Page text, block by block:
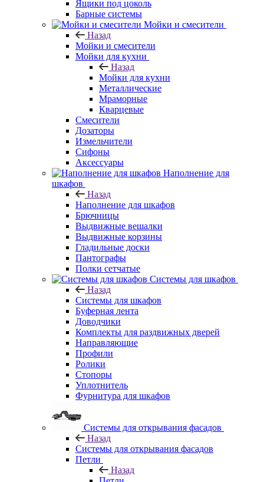
Ящики под цоколь
Барные системы
Мойки и смесители
Назад
Мойки и смесители
Мойки для кухни
Назад
Мойки для кухни
Металлические
Мраморные
Кварцевые
Смесители
Дозаторы
Измельчители
Сифоны
Аксессуары
Наполнение для
шкафов
Назад
Наполнение для шкафов
Брючницы
Выдвижные вешалки
Выдвижные корзины
Гладильные доски
Пантографы
Полки сетчатые
Системы для шкафов
Назад
Системы для шкафов
Буферная лента
Доводчики
Комплекты для раздвижных дверей
Направляющие
Профили
Ролики
Стопоры
Уплотнитель
Фурнитура для шкафов
Системы для открывания фасадов
Назад
Системы для открывания фасадов
Петли
Назад